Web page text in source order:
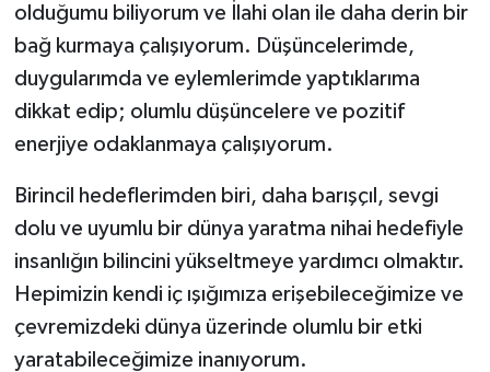
olduğumu biliyorum ve İlahi olan ile daha derin bir
bağ kurmaya çalışıyorum. Düşüncelerimde,
duygularımda ve eylemlerimde yaptıklarıma
dikkat edip; olumlu düşüncelere ve pozitif
enerjiye odaklanmaya çalışıyorum.
Birincil hedeflerimden biri, daha barışçıl, sevgi
dolu ve uyumlu bir dünya yaratma nihai hedefiyle
insanlığın bilincini yükseltmeye yardımcı olmaktır.
Hepimizin kendi iç ışığımıza erişebileceğimize ve
çevremizdeki dünya üzerinde olumlu bir etki
yaratabileceğimize inanıyorum.